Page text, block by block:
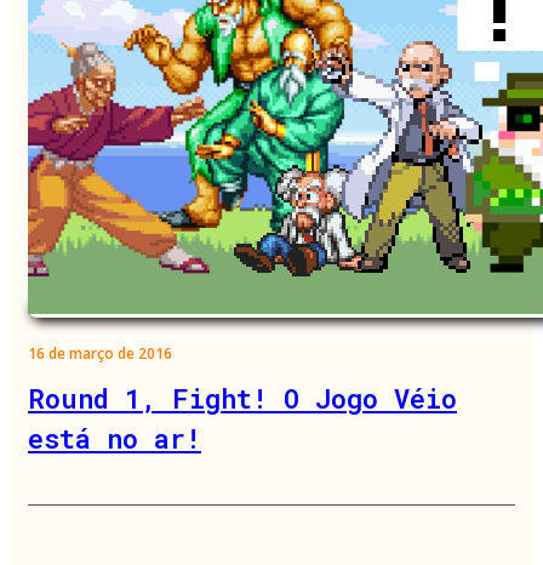
16 de março de 2016
Round 1, Fight! O Jogo Véio
está no ar!